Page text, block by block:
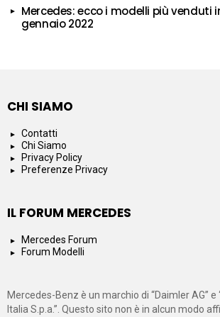
Mercedes: ecco i modelli più venduti
gennaio 2022
CHI SIAMO
Contatti
Chi Siamo
Privacy Policy
Preferenze Privacy
IL FORUM MERCEDES
Mercedes Forum
Forum Modelli
Mercedes-Benz è un marchio di “Daimler AG”
Italia S.p.a.”. Questo sito non è in alcun modo